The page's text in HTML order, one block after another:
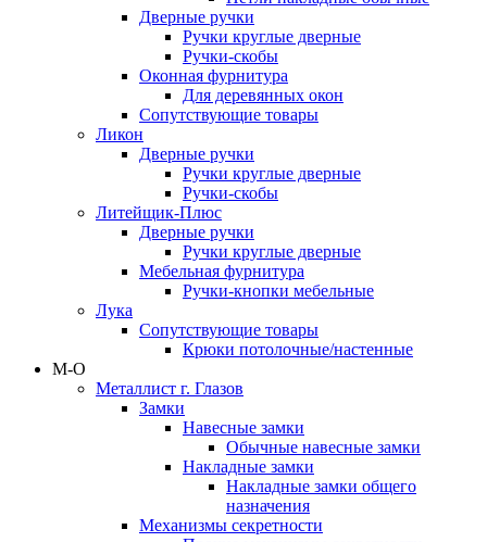
Дверные ручки
Ручки круглые дверные
Ручки-скобы
Оконная фурнитура
Для деревянных окон
Сопутствующие товары
Ликон
Дверные ручки
Ручки круглые дверные
Ручки-скобы
Литейщик-Плюс
Дверные ручки
Ручки круглые дверные
Мебельная фурнитура
Ручки-кнопки мебельные
Лука
Сопутствующие товары
Крюки потолочные/настенные
М-О
Металлист г. Глазов
Замки
Навесные замки
Обычные навесные замки
Накладные замки
Накладные замки общего
назначения
Механизмы секретности